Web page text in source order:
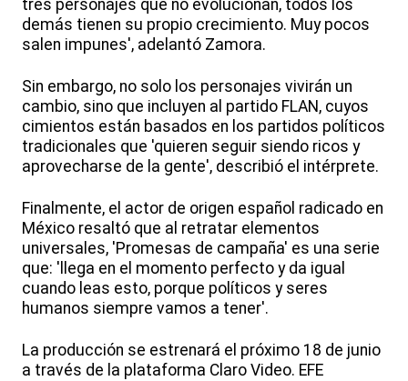
tres personajes que no evolucionan, todos los
demás tienen su propio crecimiento. Muy pocos
salen impunes', adelantó Zamora.
Sin embargo, no solo los personajes vivirán un
cambio, sino que incluyen al partido FLAN, cuyos
cimientos están basados en los partidos políticos
tradicionales que 'quieren seguir siendo ricos y
aprovecharse de la gente', describió el intérprete.
Finalmente, el actor de origen español radicado en
México resaltó que al retratar elementos
universales, 'Promesas de campaña' es una serie
que: 'llega en el momento perfecto y da igual
cuando leas esto, porque políticos y seres
humanos siempre vamos a tener'.
La producción se estrenará el próximo 18 de junio
a través de la plataforma Claro Video. EFE